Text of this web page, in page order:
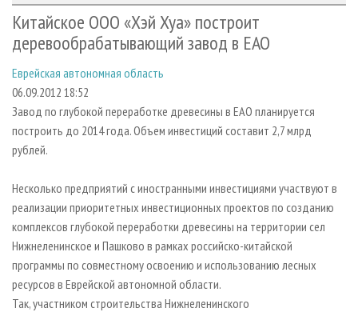
ЛЕСОЗАГОТОВКА
ЛЕСОПИЛЕНИЕ
СУШКА ДРЕВЕСИНЫ
ПРОИЗВОДСТВО ДРЕВЕСНЫХ ПЛИТ
ДЕРЕВЯННОЕ ДОМОСТРОЕНИЕ
БИОЭНЕРГЕТИКА
ЦБП
ИНСТРУМЕНТ И МАТЕРИАЛЫ
НОВОСТИ ЛПК
НОВОСТИ ЖУРНАЛА
АНАЛИТИКА
ПРЕДПРИЯТИЯ ЛПК
ПЕРСОНЫ
МОБИЛЬНЫЕ ВЫСТАВКИ
ОФИЦИАЛЬНЫЕ ДЕЛЕГАЦИИ
RUSSIAN FORESTRY REVIEW
ГАЗЕТА ЛЕСПРОМФОРУМ
БИБЛИОТЕКА СПЕЦИАЛИСТА
АРХИВ
АРХИВ ЖУРНАЛОВ
О ЖУРНАЛЕ
ПОДПИСКА
КОНТАКТЫ
РЕКЛАМОДАТЕЛЯМ
РЕКЛАМА
РЕКЛАМА НА САЙТЕ
Китайское ООО «Хэй Хуа» построит
деревообрабатывающий завод в ЕАО
Еврейская автономная область
06.09.2012 18:52
Завод по глубокой переработке древесины в ЕАО планируется
построить до 2014 года. Объем инвестиций составит 2,7 млрд
рублей.
Несколько предприятий с иностранными инвестициями участвуют в
реализации приоритетных инвестиционных проектов по созданию
комплексов глубокой переработки древесины на территории сел
Нижнеленинское и Пашково в рамках российско-китайской
программы по совместному освоению и использованию лесных
ресурсов в Еврейской автономной области.
Так, участником строительства Нижнеленинского